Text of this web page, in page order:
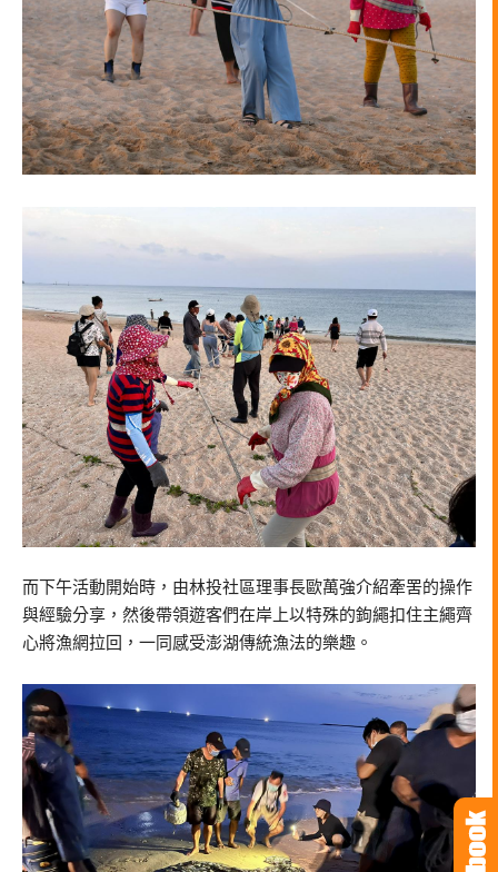
而下午活動開始時，由林投社區理事長歐萬強介紹牽罟的操作
與經驗分享，然後帶領遊客們在岸上以特殊的鉤繩扣住主繩齊
心將漁網拉回，一同感受澎湖傳統漁法的樂趣。